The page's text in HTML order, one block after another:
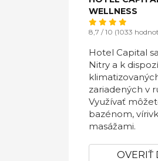
WELLNESS
8,7 / 10 (1033
Hotel Capital
Nitry a k
zariadených v
Využívať
bazénom,
masážami.
OVERIŤ